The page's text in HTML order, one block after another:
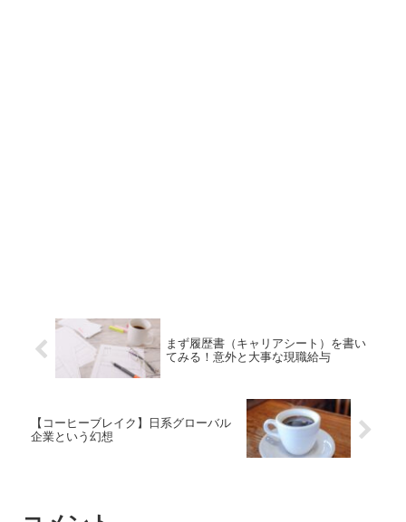
まず履歴書（キャリアシート）を書い
てみる！意外と大事な現職給与
【コーヒーブレイク】日系グローバル
企業という幻想